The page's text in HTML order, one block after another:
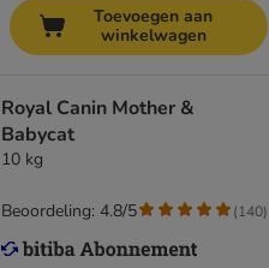
Toevoegen aan
winkelwagen
Royal Canin Mother &
Babycat
10 kg
Beoordeling: 4.8/5 (140)